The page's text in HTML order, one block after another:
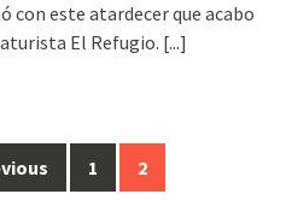
con este atardecer que acabo
El Refugio. [...]
1 2